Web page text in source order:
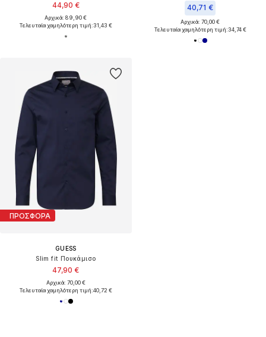
44,90 €
Αρχικά: 89,90 €
Τελευταία χαμηλότερη τιμή:31,43 €
40,71 €
Αρχικά: 70,00 €
Τελευταία χαμηλότερη τιμή:34,74 €
ΠΡΟΣΦΟΡΑ
GUESS
Slim fit Πουκάμισο
47,90 €
Αρχικά: 70,00 €
Τελευταία χαμηλότερη τιμή:40,72 €